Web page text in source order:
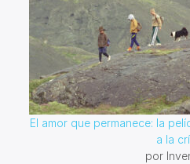
El amor que permanece: la
a la
por